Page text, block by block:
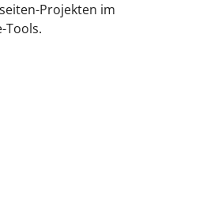
Projekten im
Tools.